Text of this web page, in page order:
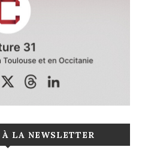
LA NEWSLETTER